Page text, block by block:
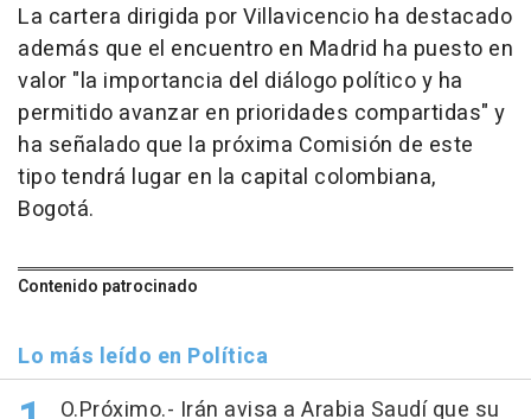
La cartera dirigida por Villavicencio ha destacado
además que el encuentro en Madrid ha puesto en
valor "la importancia del diálogo político y ha
permitido avanzar en prioridades compartidas" y
ha señalado que la próxima Comisión de este
tipo tendrá lugar en la capital colombiana,
Bogotá.
Contenido patrocinado
Lo más leído en Política
O.Próximo.- Irán avisa a Arabia Saudí que su